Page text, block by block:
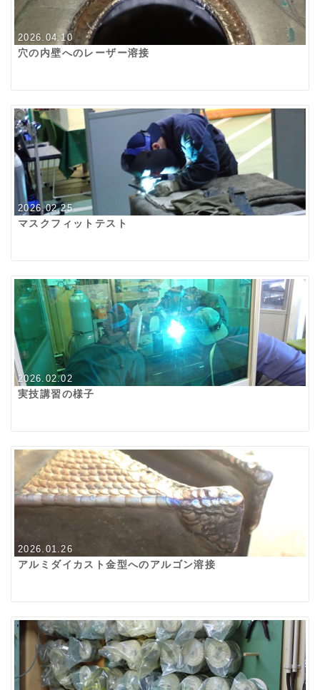
2026.04.10
穴の内壁へのレーザー溶接
2026.02.25
マスクフィットテスト
2026.02.02
実技講習の様子
2026.01.26
アルミダイカスト金型へのアルゴン溶接